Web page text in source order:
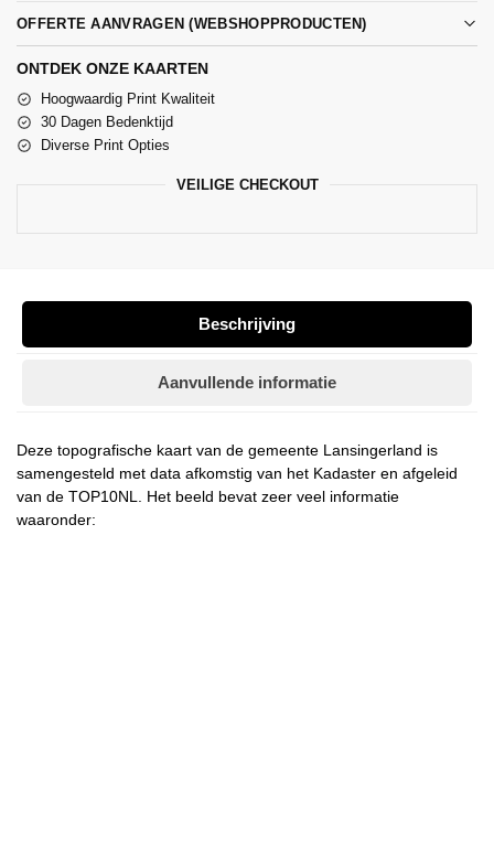
OFFERTE AANVRAGEN (WEBSHOPPRODUCTEN)
ONTDEK ONZE KAARTEN
Hoogwaardig Print Kwaliteit
30 Dagen Bedenktijd
Diverse Print Opties
VEILIGE CHECKOUT
Beschrijving
Aanvullende informatie
Deze topografische kaart van de gemeente Lansingerland is
samengesteld met data afkomstig van het Kadaster en afgeleid
van de TOP10NL. Het beeld bevat zeer veel informatie
waaronder: